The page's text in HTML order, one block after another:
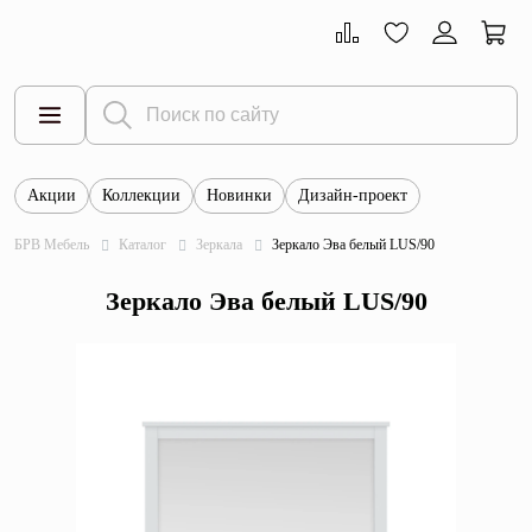
Все товары
Тумбы
Шкафы
Акции Коллекции Новинки Дизайн-проект
БРВ Мебель Каталог Зеркала Зеркало Эва белый LUS/90
Зеркало Эва белый LUS/90